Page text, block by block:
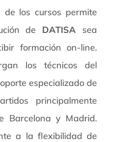
de los cursos permite
de DATISA sea
formación on-line.
los técnicos del
especializado de
principalmente
Barcelona y Madrid.
a la flexibilidad de